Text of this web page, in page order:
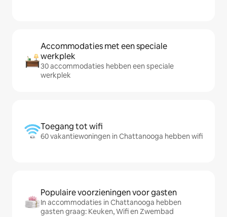
Accommodaties met een speciale
werkplek
30 accommodaties hebben een speciale
werkplek
Toegang tot wifi
60 vakantiewoningen in Chattanooga hebben wifi
Populaire voorzieningen voor gasten
In accommodaties in Chattanooga hebben
gasten graag: Keuken, Wifi en Zwembad